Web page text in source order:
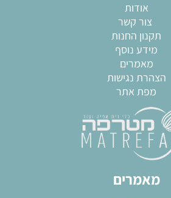
אודות
צור קשר
תקנון החנות
מידע נוסף
מאמרים
הצהרת נגישות
מפת אתר
מאמרים